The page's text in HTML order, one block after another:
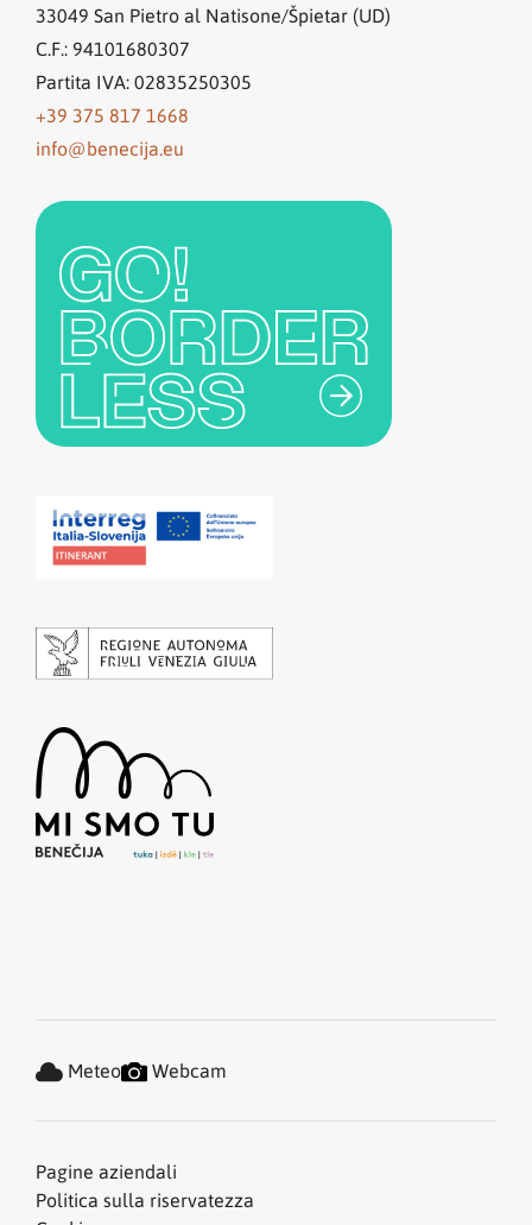
33049 San Pietro al Natisone/Špietar (UD)
C.F.: 94101680307
Partita IVA: 02835250305
+39 375 817 1668
info@benecija.eu
Pagine aziendali
Politica sulla riservatezza
Meteo Webcam